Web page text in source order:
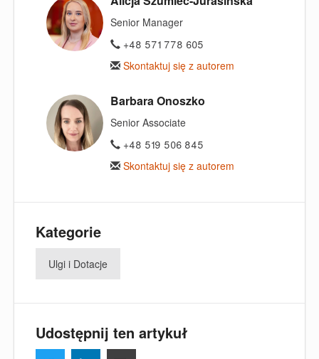
Senior Manager
+48 571 778 605
Skontaktuj się z autorem
Barbara Onoszko
Senior Associate
+48 519 506 845
Skontaktuj się z autorem
Kategorie
Ulgi i Dotacje
Udostępnij ten artykuł